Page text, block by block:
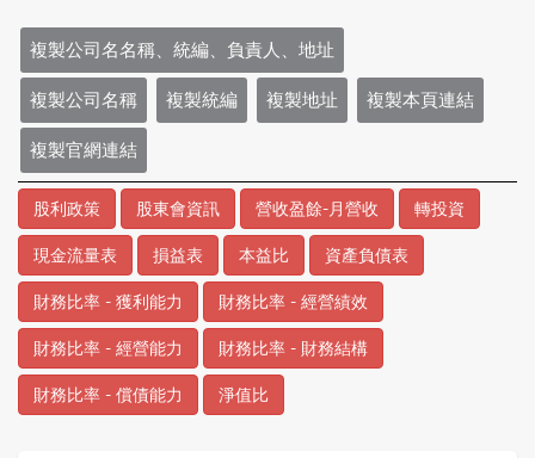
複製公司名名稱、統編、負責人、地址
複製公司名稱 複製統編 複製地址 複製本頁連結
複製官網連結
股利政策 股東會資訊 營收盈餘-月營收 轉投資
現金流量表 損益表 本益比 資產負債表
財務比率 - 獲利能力 財務比率 - 經營績效
財務比率 - 經營能力 財務比率 - 財務結構
財務比率 - 償債能力 淨值比